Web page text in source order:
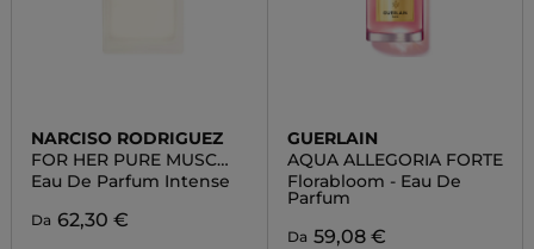
NARCISO RODRIGUEZ
FOR HER PURE MUSC
BLANC
Eau De Parfum Intense
Da 62,30 €
GUERLAIN
AQUA ALLEGORIA FORTE
Florabloom - Eau De
Parfum
Da 59,08 €